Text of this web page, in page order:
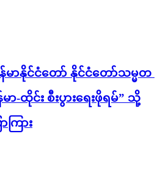
မာနိုင်ငံတော် နိုင်ငံတော်သမ္မတ
ာ-ထိုင်း စီးပွားရေးဖိုရမ်” သို့
ကြား